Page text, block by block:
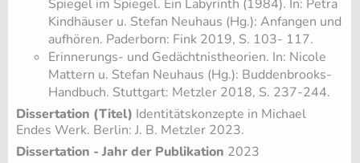
Spiegel im Spiegel. Ein Labyrinth (1984). In: Petra
Kindhäuser u. Stefan Neuhaus (Hg.): Anfangen und
aufhören. Paderborn: Fink 2019, S. 103- 117.
Erinnerungs- und Gedächtnistheorien. In: Nicole
Mattern u. Stefan Neuhaus (Hg.): Buddenbrooks-
Handbuch. Stuttgart: Metzler 2018, S. 237-244.
Dissertation (Titel) Identitätskonzepte in Michael
Endes Werk. Berlin: J. B. Metzler 2023.
Dissertation - Jahr der Publikation 2023